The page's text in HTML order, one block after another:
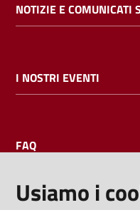
NOTIZIE E COMUNICATI
I NOSTRI EVENTI
FAQ
Usiamo i